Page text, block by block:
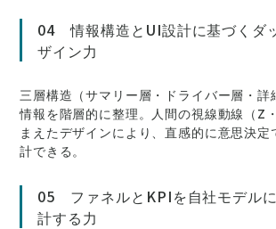
04 情報構造とUI設計に基づくダ
ザイン力
三層構造（サマリー層・ドライバー層・詳
情報を階層的に整理。人間の視線動線（Z
まえたデザインにより、直感的に意思決定
計できる。
05 ファネルとKPIを自社モデル
計する力